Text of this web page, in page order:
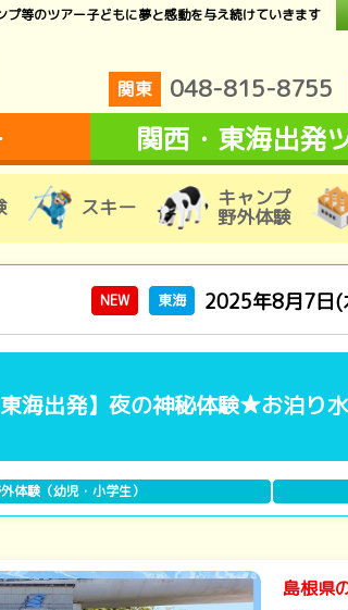
等のツアー子どもに夢と感動を与え続けていきます
関東 048-815-8755
関西・東海出発
スキー キャンプ
野外体験
NEW 東海 2025年8月7日(
東海出発】夜の神秘体験★お泊
体験（幼児・小学生）
島根県